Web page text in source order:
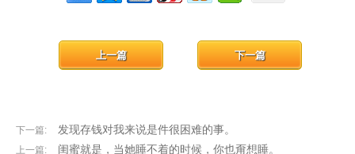
下一篇: 发现存钱对我来说是件很困难的事。
下一篇
上一篇: 闺蜜就是，当她睡不着的时候，你也甭想睡。
上一篇